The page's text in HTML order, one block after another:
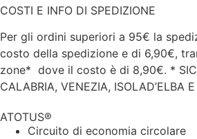
COSTI E INFO DI SPEDIZIONE
Per gli ordini superiori a 95€ la
costo della spedizione e di 6,90€,
zone* dove il costo è di 8,90€. *
CALABRIA, VENEZIA, ISOLAD’ELBA
ATOTUS®
Circuito di economia circolare